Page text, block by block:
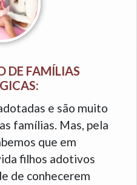
DE FAMÍLIAS
e são muito
famílias. Mas, pela
que em
filhos adotivos
de conhecerem